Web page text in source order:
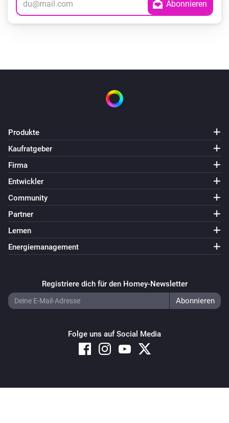
Produkte
Kaufratgeber
Firma
Entwickler
Community
Partner
Lernen
Energiemanagement
Registriere dich für den Homey-Newsletter
Folge uns auf Social Media